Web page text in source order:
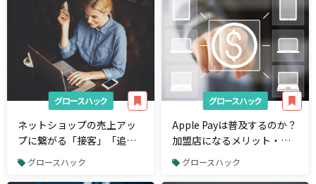
グロースハック
ネットショップの売上アッ
プに繋がる「接客」「追
客」の基本を解説
グロースハック
グロースハック
Apple Payは普及するのか？
加盟店になるメリット・デ
メリットを解説
グロースハック